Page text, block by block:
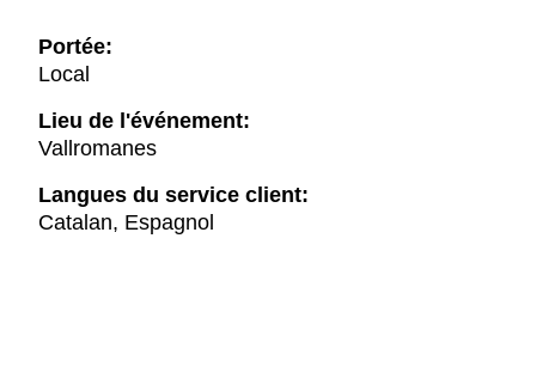
Portée:
Local
Lieu de l'événement:
Vallromanes
Langues du service client:
Catalan, Espagnol